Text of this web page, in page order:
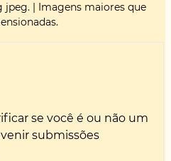
jpeg. | Imagens maiores que
se você é ou não um
submissões